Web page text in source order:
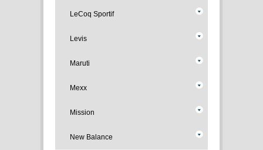
LeCoq Sportif
Levis
Maruti
Mexx
Mission
New Balance